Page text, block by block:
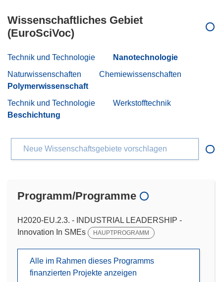
Wissenschaftliches Gebiet
(EuroSciVoc)
Technik und Technologie
Nanotechnologie
Naturwissenschaften
Chemiewissenschaften
Polymerwissenschaft
Technik und Technologie
Werkstofftechnik
Beschichtung
Neue Wissenschaftsgebiete vorschlagen
Programm/Programme
H2020-EU.2.3. - INDUSTRIAL LEADERSHIP -
Innovation In SMEs
HAUPTPROGRAMM
Alle im Rahmen dieses Programms
finanzierten Projekte anzeigen